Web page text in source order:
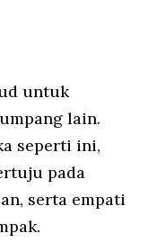
untuk
lain.
seperti ini,
pada
serta empati